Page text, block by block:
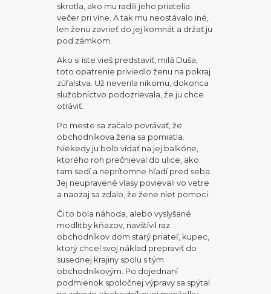
skrotla, ako mu radili jeho priatelia
večer pri víne. A tak mu neostávalo iné,
len ženu zavrieť do jej komnát a držať ju
pod zámkom.
Ako si iste vieš predstaviť, milá Duša,
toto opatrenie priviedlo ženu na pokraj
zúfalstva. Už neverila nikomu, dokonca
služobníctvo podozrievala, že ju chce
otráviť.
Po meste sa začalo povrávať, že
obchodníkova žena sa pomiatla.
Niekedy ju bolo vídať na jej balkóne,
ktorého roh prečnieval do ulice, ako
tam sedí a neprítomne hľadí pred seba.
Jej neupravené vlasy povievali vo vetre
a naozaj sa zdalo, že žene niet pomoci.
Či to bola náhoda, alebo vyslyšané
modlitby kňazov, navštívil raz
obchodníkov dom starý priateľ, kupec,
ktorý chcel svoj náklad prepraviť do
susednej krajiny spolu s tým
obchodníkovým. Po dojednaní
podmienok spoločnej výpravy sa spýtal